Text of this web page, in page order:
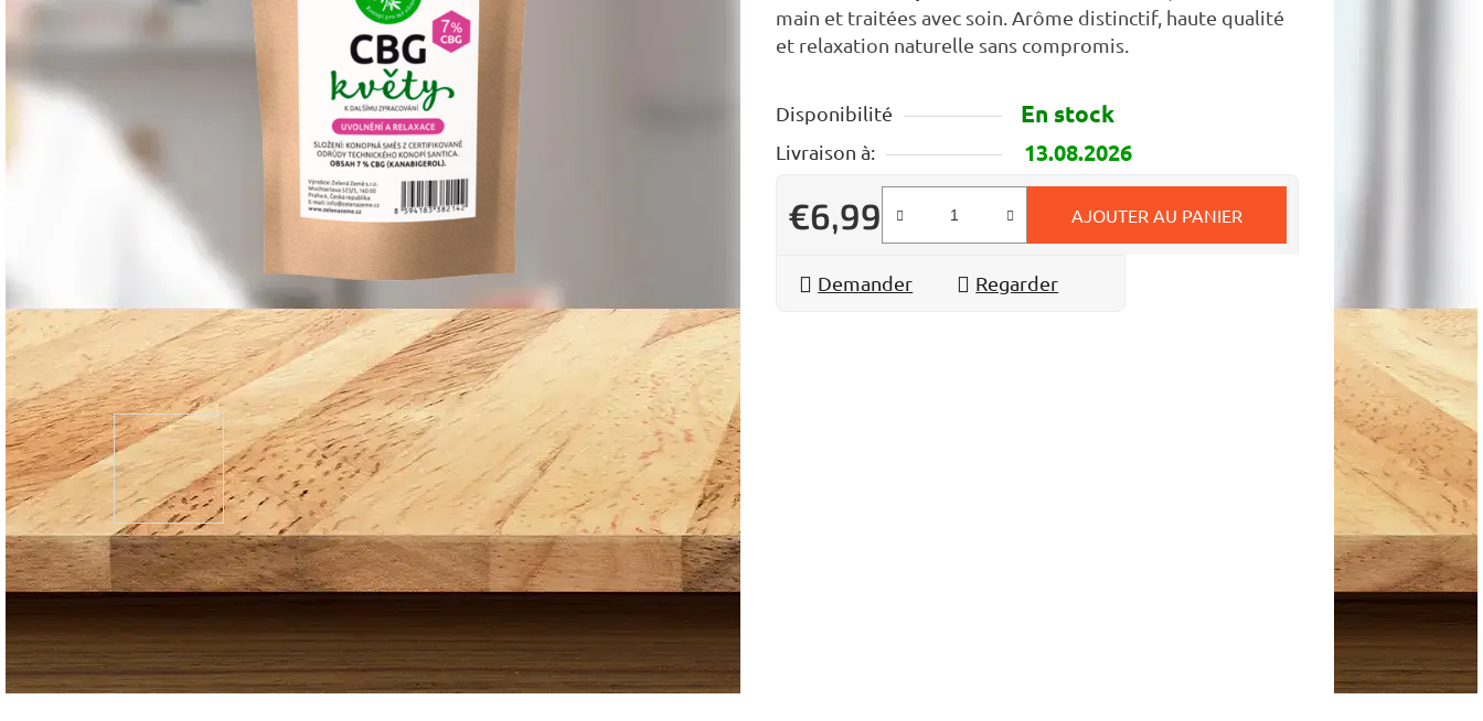
main et traitées avec soin. Arôme distinctif, haute qualité
et relaxation naturelle sans compromis.
Disponibilité En stock
Livraison à: 13.08.2026
€6,99
Prix de la mesure:
AJOUTER AU PANIER
Demander Regarder